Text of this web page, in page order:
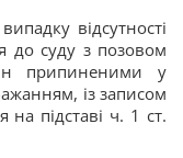
відсутності
до суду з позовом
припиненими у
із записом
підставі ч. 1 ст.